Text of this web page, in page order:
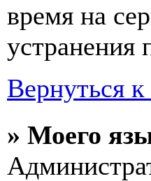
время на
устранения
Вернуться к
» Моего